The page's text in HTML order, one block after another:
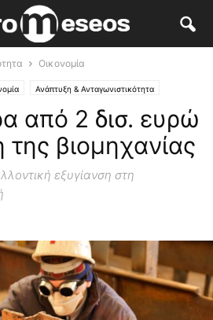
Οικονομία
Ανάπτυξη & Ανταγωνιστικότητα
από 2 δισ. ευρώ
της βιομηχανίας
εξυγίανση στη